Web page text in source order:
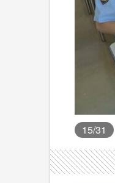
15/31